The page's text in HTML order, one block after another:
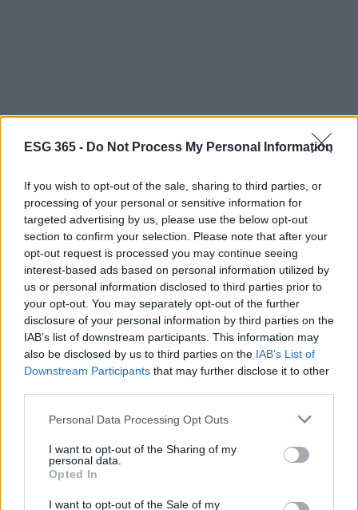
ESG 365 - Do Not Process My Personal Information
If you wish to opt-out of the sale, sharing to third parties, or
processing of your personal or sensitive information for
targeted advertising by us, please use the below opt-out
section to confirm your selection. Please note that after your
opt-out request is processed you may continue seeing
interest-based ads based on personal information utilized by
us or personal information disclosed to third parties prior to
your opt-out. You may separately opt-out of the further
disclosure of your personal information by third parties on the
IAB’s list of downstream participants. This information may
also be disclosed by us to third parties on the IAB’s List of
Downstream Participants that may further disclose it to other
Please note that this website/app uses one or more Google
not limited to your visit or usage behaviour. You may click to
grant or deny consent to Google and its third-party tags to
use your data for below specified purposes in below Google
consent section.
Personal Data Processing Opt Outs
I want to opt-out of the Sharing of my
personal data.
Opted In
I want to opt-out of the Sale of my
Continua a leggere
EVENTI E AGENDA
Cantina Rauscedo celebra 75 anni di storia vitivinicola